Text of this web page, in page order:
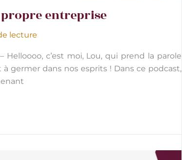
entreprise
lecture
c’est moi, Lou, qui prend la parole
germer dans nos esprits ! Dans ce podcast,